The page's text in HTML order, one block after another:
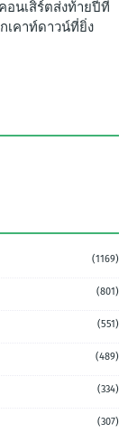
คอนเสิร์ตส่งท้ายปีที่
เคาท์ดาวน์ที่ยิ่ง
(1169)
(801)
(551)
(489)
(334)
(307)